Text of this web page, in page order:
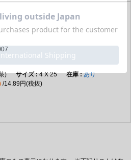
) 4 X 25
あり
14.89円(税抜)